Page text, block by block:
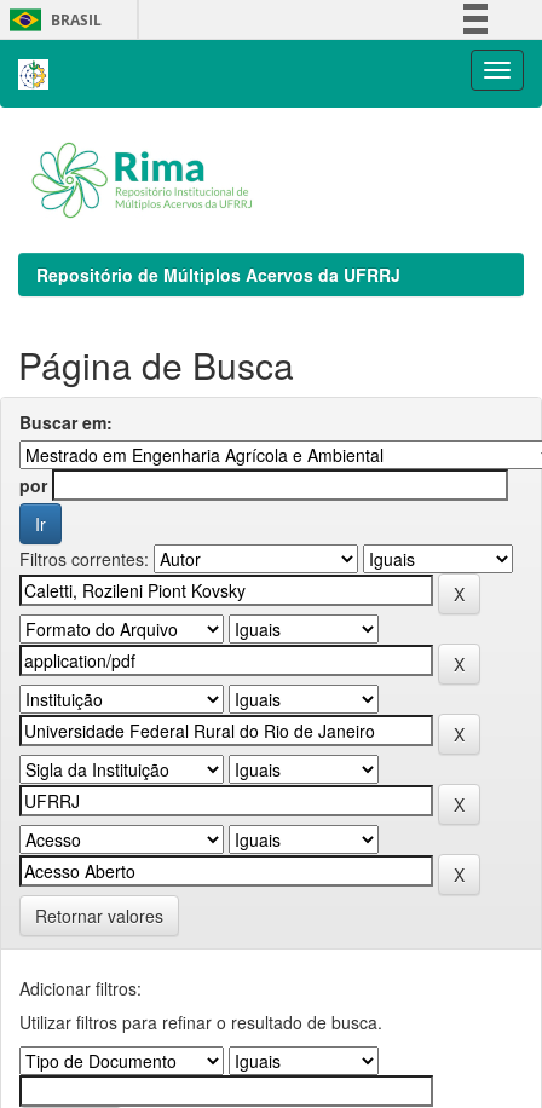
Skip
navigation
BRASIL
Repositório de Múltiplos Acervos da UFRRJ
Página de Busca
Buscar em:
por
Filtros correntes:
Retornar valores
Adicionar filtros:
Utilizar filtros para refinar o resultado de busca.